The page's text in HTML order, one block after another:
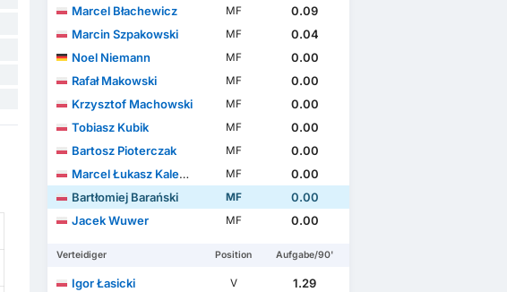
Marcel Błachewicz
MF
0.09
Marcin Szpakowski
MF
0.04
Noel Niemann
MF
0.00
Rafał Makowski
MF
0.00
Krzysztof Machowski
MF
0.00
Tobiasz Kubik
MF
0.00
Bartosz Pioterczak
MF
0.00
Marcel Łukasz Kalemba
MF
0.00
Bartłomiej Barański
MF
0.00
Jacek Wuwer
MF 0.00
Verteidiger Position Aufgabe/90'
Igor Łasicki V
1.29